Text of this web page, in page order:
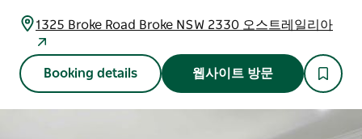
1325 Broke Road Broke NSW 2330 오스트레일리아
Booking details 웹사이트 방문